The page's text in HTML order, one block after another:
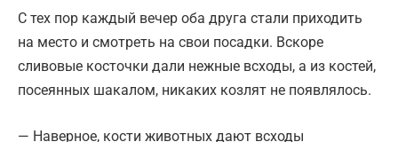
С тех пор каждый вечер оба друга стали приходить
на место и смотреть на свои посадки. Вскоре
сливовые косточки дали нежные всходы, а из костей,
посеянных шакалом, никаких козлят не появлялось.
— Наверное, кости животных дают всходы